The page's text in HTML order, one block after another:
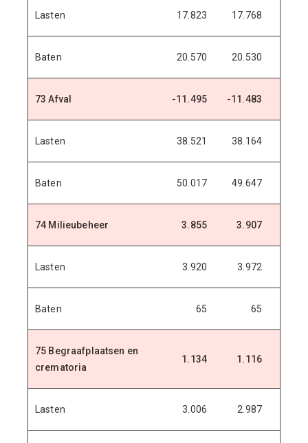
Lasten 17.823 17.768
Baten 20.570 20.530
73 Afval -11.495 -11.483
Lasten 38.521 38.164
Baten 50.017 49.647
74 Milieubeheer 3.855 3.907
Lasten 3.920 3.972
Baten 65 65
75 Begraafplaatsen en
crematoria
1.134 1.116
Lasten 3.006 2.987